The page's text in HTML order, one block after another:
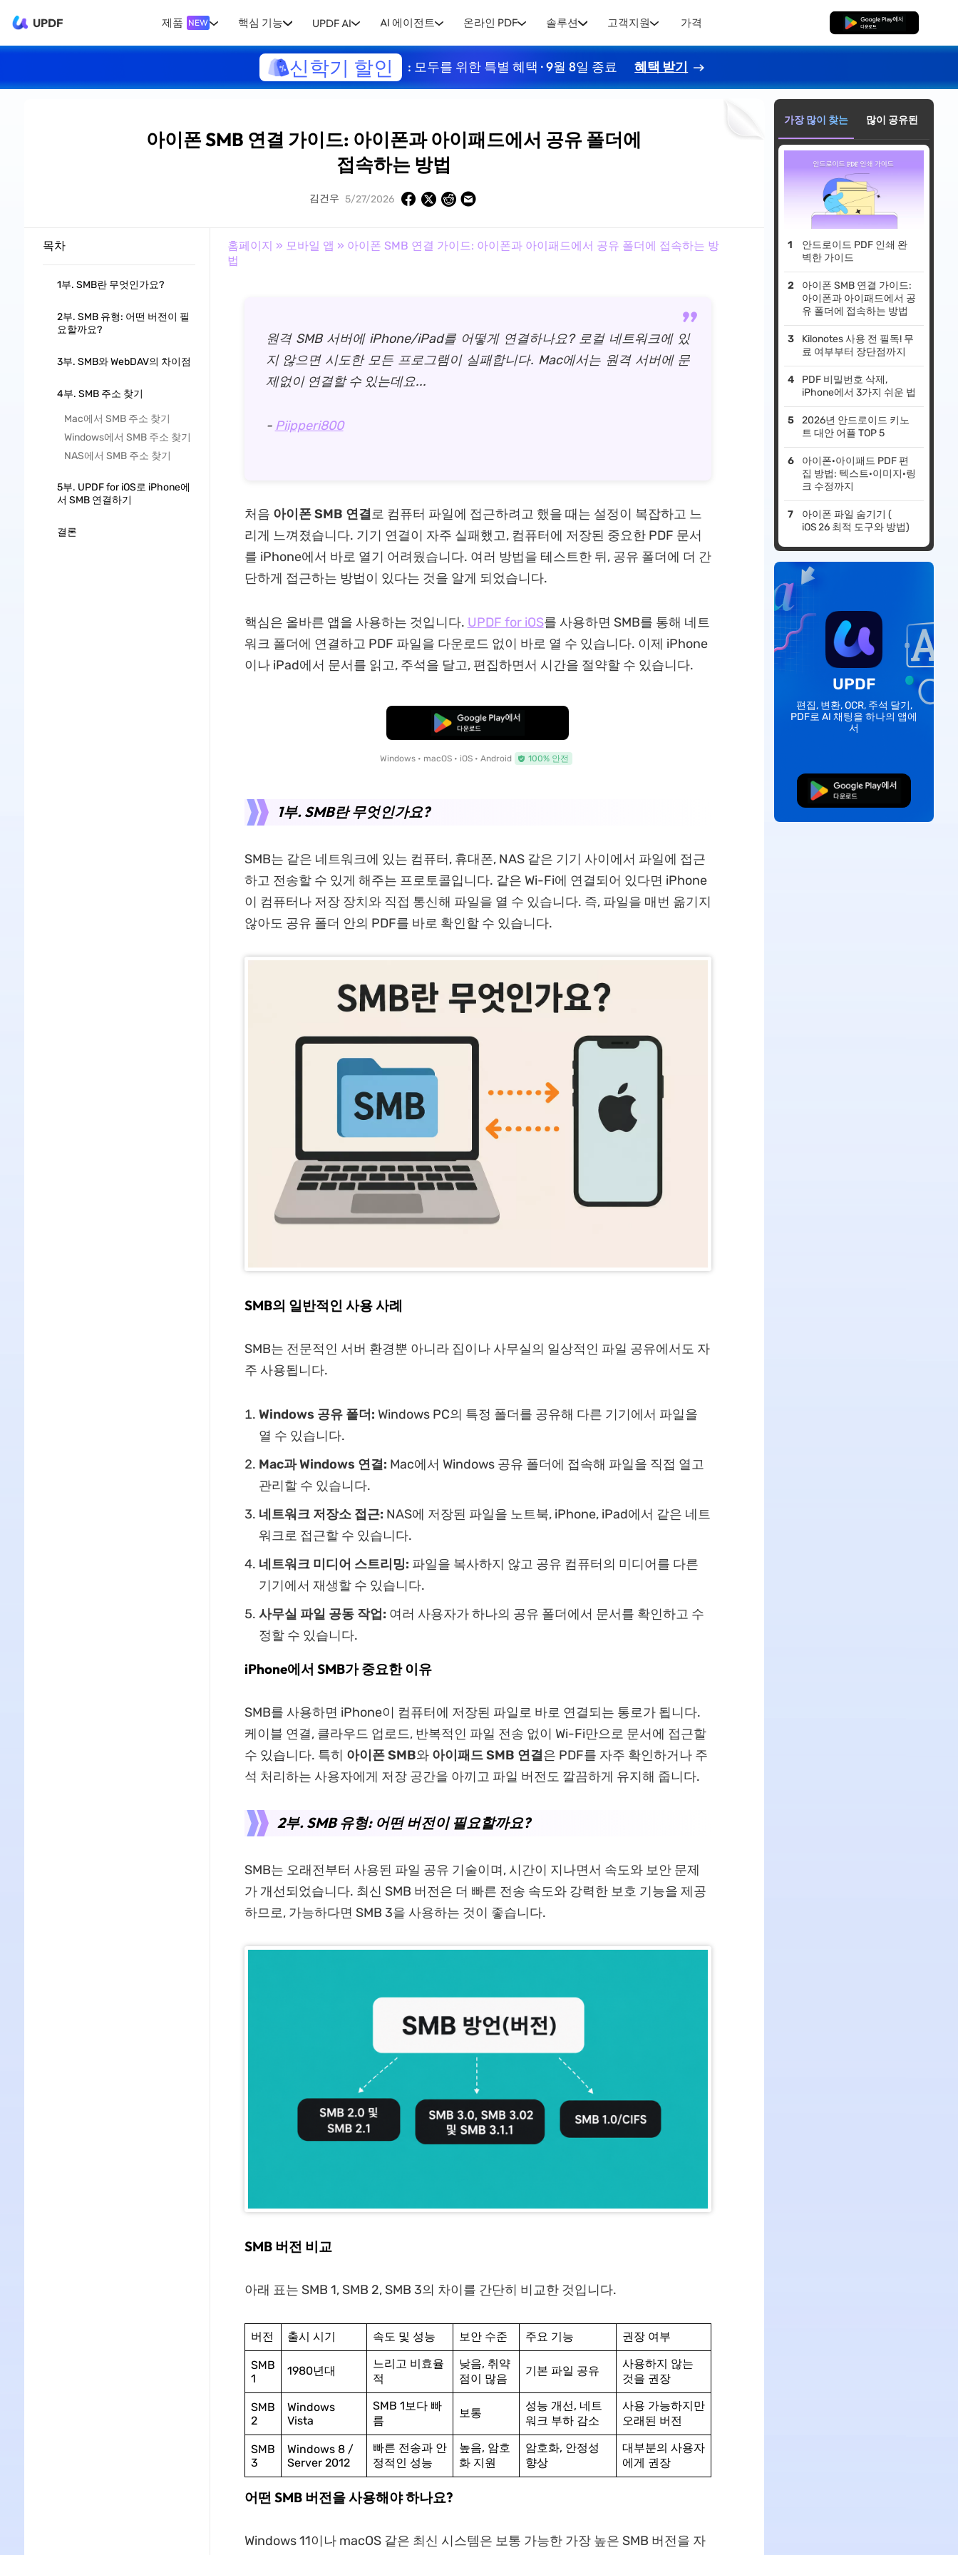
UPDF 제품 NEW 핵심 기능 UPDF AI AI 에이전트 온라인 PDF 솔루션 고객지원 가격 무료로 다운로드
신학기 할인 : 모두를 위한 특별 혜택 · 9월 8일 종료 혜택 받기
아이폰 SMB 연결 가이드: 아이폰과 아이패드에서 공유 폴더에
접속하는 방법
김건우 5/27/2026
목차
1부. SMB란 무엇인가요?
2부. SMB 유형: 어떤 버전이 필
요할까요?
3부. SMB와 WebDAV의 차이점
4부. SMB 주소 찾기
Mac에서 SMB 주소 찾기
Windows에서 SMB 주소 찾기
NAS에서 SMB 주소 찾기
5부. UPDF for iOS로 iPhone에
서 SMB 연결하기
결론
홈페이지 » 모바일 앱 » 아이폰 SMB 연결 가이드: 아이폰과 아이패드에서 공유 폴더에 접속하는 방
법
원격 SMB 서버에 iPhone/iPad를 어떻게 연결하나요? 로컬 네트워크에 있
지 않으면 시도한 모든 프로그램이 실패합니다. Mac에서는 원격 서버에 문
제없이 연결할 수 있는데요...
- Piipperi800
처음 아이폰 SMB 연결로 컴퓨터 파일에 접근하려고 했을 때는 설정이 복잡하고 느
리게 느껴졌습니다. 기기 연결이 자주 실패했고, 컴퓨터에 저장된 중요한 PDF 문서
를 iPhone에서 바로 열기 어려웠습니다. 여러 방법을 테스트한 뒤, 공유 폴더에 더 간
단하게 접근하는 방법이 있다는 것을 알게 되었습니다.
핵심은 올바른 앱을 사용하는 것입니다. UPDF for iOS를 사용하면 SMB를 통해 네트
워크 폴더에 연결하고 PDF 파일을 다운로드 없이 바로 열 수 있습니다. 이제 iPhone
이나 iPad에서 문서를 읽고, 주석을 달고, 편집하면서 시간을 절약할 수 있습니다.
무료로 다운로드
Windows • macOS • iOS • Android 100% 안전
1부. SMB란 무엇인가요?
SMB는 같은 네트워크에 있는 컴퓨터, 휴대폰, NAS 같은 기기 사이에서 파일에 접근
하고 전송할 수 있게 해주는 프로토콜입니다. 같은 Wi-Fi에 연결되어 있다면 iPhone
이 컴퓨터나 저장 장치와 직접 통신해 파일을 열 수 있습니다. 즉, 파일을 매번 옮기지
않아도 공유 폴더 안의 PDF를 바로 확인할 수 있습니다.
SMB의 일반적인 사용 사례
SMB는 전문적인 서버 환경뿐 아니라 집이나 사무실의 일상적인 파일 공유에서도 자
주 사용됩니다.
Windows 공유 폴더: Windows PC의 특정 폴더를 공유해 다른 기기에서 파일을
열 수 있습니다.
Mac과 Windows 연결: Mac에서 Windows 공유 폴더에 접속해 파일을 직접 열고
관리할 수 있습니다.
네트워크 저장소 접근: NAS에 저장된 파일을 노트북, iPhone, iPad에서 같은 네트
워크로 접근할 수 있습니다.
네트워크 미디어 스트리밍: 파일을 복사하지 않고 공유 컴퓨터의 미디어를 다른
기기에서 재생할 수 있습니다.
사무실 파일 공동 작업: 여러 사용자가 하나의 공유 폴더에서 문서를 확인하고 수
정할 수 있습니다.
iPhone에서 SMB가 중요한 이유
SMB를 사용하면 iPhone이 컴퓨터에 저장된 파일로 바로 연결되는 통로가 됩니다.
케이블 연결, 클라우드 업로드, 반복적인 파일 전송 없이 Wi-Fi만으로 문서에 접근할
수 있습니다. 특히 아이폰 SMB와 아이패드 SMB 연결은 PDF를 자주 확인하거나 주
석 처리하는 사용자에게 저장 공간을 아끼고 파일 버전도 깔끔하게 유지해 줍니다.
2부. SMB 유형: 어떤 버전이 필요할까요?
SMB는 오래전부터 사용된 파일 공유 기술이며, 시간이 지나면서 속도와 보안 문제
가 개선되었습니다. 최신 SMB 버전은 더 빠른 전송 속도와 강력한 보호 기능을 제공
하므로, 가능하다면 SMB 3을 사용하는 것이 좋습니다.
SMB 버전 비교
아래 표는 SMB 1, SMB 2, SMB 3의 차이를 간단히 비교한 것입니다.
버전 출시 시기 속도 및 성능 보안 수준 주요 기능 권장 여부
SMB
1
1980년대
느리고 비효율
적
낮음, 취약
점이 많음
기본 파일 공유
사용하지 않는
것을 권장
SMB
2
Windows
Vista
SMB 1보다 빠
름
보통
성능 개선, 네트
워크 부하 감소
사용 가능하지만
오래된 버전
SMB
3
Windows 8 /
Server 2012
빠른 전송과 안
정적인 성능
높음, 암호
화 지원
암호화, 안정성
향상
대부분의 사용자
에게 권장
어떤 SMB 버전을 사용해야 하나요?
Windows 11이나 macOS 같은 최신 시스템은 보통 가능한 가장 높은 SMB 버전을 자
가장 많이 찾는 많이 공유된
안드로이드 PDF 인쇄 완
벽한 가이드
아이폰 SMB 연결 가이드:
아이폰과 아이패드에서 공
유 폴더에 접속하는 방법
Kilonotes 사용 전 필독! 무
료 여부부터 장단점까지
PDF 비밀번호 삭제,
iPhone에서 3가지 쉬운 법
2026년 안드로이드 키노
트 대안 어플 TOP 5
아이폰·아이패드 PDF 편
집 방법: 텍스트·이미지·링
크 수정까지
아이폰 파일 숨기기 (
iOS 26 최적 도구와 방법)
UPDF
편집, 변환, OCR, 주석 달기,
PDF로 AI 채팅을 하나의 앱에
서
무료로 다운로드